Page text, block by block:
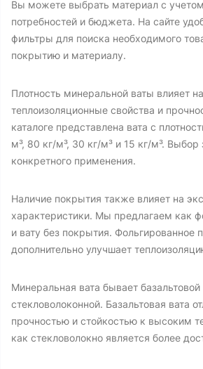
Вы можете выбрать материал с
потребностей и бюджета. На сайте
фильтры для поиска необходимого
покрытию и материалу.
Плотность минеральной ваты влияет
теплоизоляционные свойства и
каталоге представлена вата с
м³, 80 кг/м³, 30 кг/м³ и 15 кг/м³. Выбор
конкретного применения.
Наличие покрытия также влияет на
характеристики. Мы предлагаем как
и вату без покрытия. Фольгированное
дополнительно улучшает
Минеральная вата бывает базальтовой
стекловолоконной. Базальтовая вата
прочностью и стойкостью к высоким
как стекловолокно является более